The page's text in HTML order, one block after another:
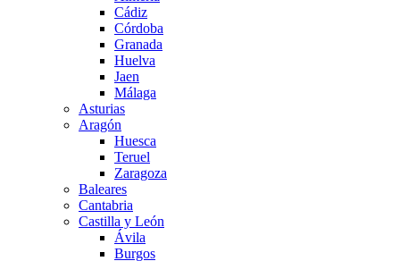
Cádiz
Córdoba
Granada
Huelva
Jaen
Málaga
Asturias
Aragón
Huesca
Teruel
Zaragoza
Baleares
Cantabria
Castilla y León
Ávila
Burgos